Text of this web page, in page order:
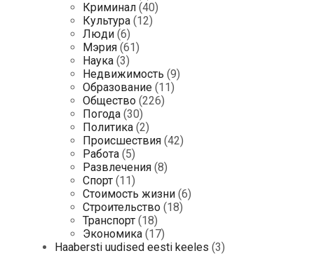
Криминал (40)
Культура (12)
Люди (6)
Мэрия (61)
Наука (3)
Недвижимость (9)
Образование (11)
Общество (226)
Погода (30)
Политика (2)
Происшествия (42)
Работа (5)
Развлечения (8)
Спорт (11)
Стоимость жизни (6)
Строительство (18)
Транспорт (18)
Экономика (17)
Haabersti uudised eesti keeles (3)